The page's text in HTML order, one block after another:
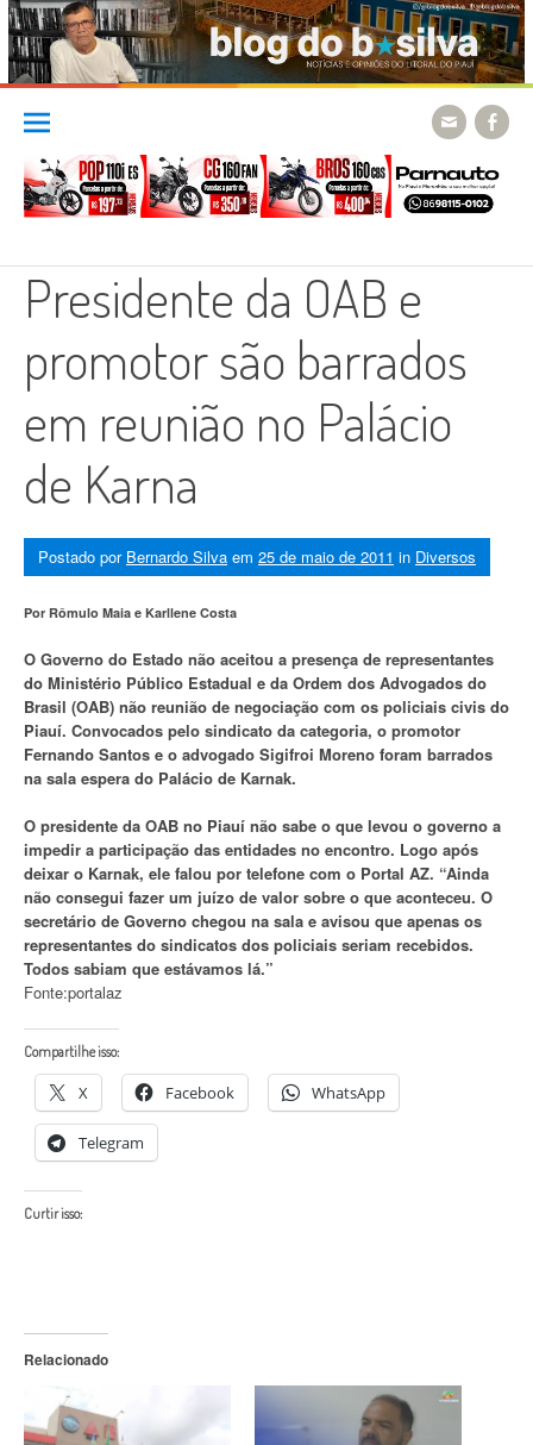
Skip
content
Presidente da OAB e
promotor são barrados
em reunião no Palácio
de Karna
Postado por Bernardo Silva em 25 de maio de 2011 in Diversos
Por Rômulo Maia e Karllene Costa
O Governo do Estado não aceitou a presença de representantes
do Ministério Público Estadual e da Ordem dos Advogados do
Brasil (OAB) não reunião de negociação com os policiais civis do
Piauí. Convocados pelo sindicato da categoria, o promotor
Fernando Santos e o advogado Sigifroi Moreno foram barrados
na sala espera do Palácio de Karnak.
O presidente da OAB no Piauí não sabe o que levou o governo a
impedir a participação das entidades no encontro. Logo após
deixar o Karnak, ele falou por telefone com o Portal AZ. “Ainda
não consegui fazer um juízo de valor sobre o que aconteceu. O
secretário de Governo chegou na sala e avisou que apenas os
representantes do sindicatos dos policiais seriam recebidos.
Todos sabiam que estávamos lá.”
Fonte:portalaz
Compartilhe isso:
X Facebook WhatsApp
Telegram
Curtir isso:
Relacionado